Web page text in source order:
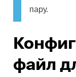
пару.
файл